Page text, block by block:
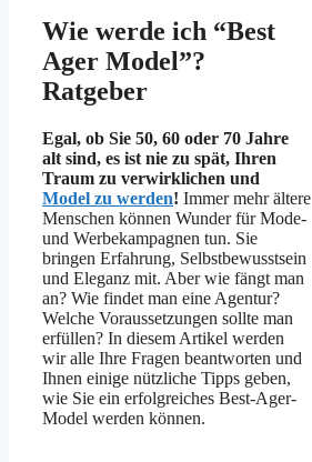
Wie werde ich “Best
Ager Model”?
Ratgeber
Egal, ob Sie 50, 60 oder 70 Jahre
alt sind, es ist nie zu spät, Ihren
Traum zu verwirklichen und
Model zu werden! Immer mehr ältere
Menschen können Wunder für Mode-
und Werbekampagnen tun. Sie
bringen Erfahrung, Selbstbewusstsein
und Eleganz mit. Aber wie fängt man
an? Wie findet man eine Agentur?
Welche Voraussetzungen sollte man
erfüllen? In diesem Artikel werden
wir alle Ihre Fragen beantworten und
Ihnen einige nützliche Tipps geben,
wie Sie ein erfolgreiches Best-Ager-
Model werden können.